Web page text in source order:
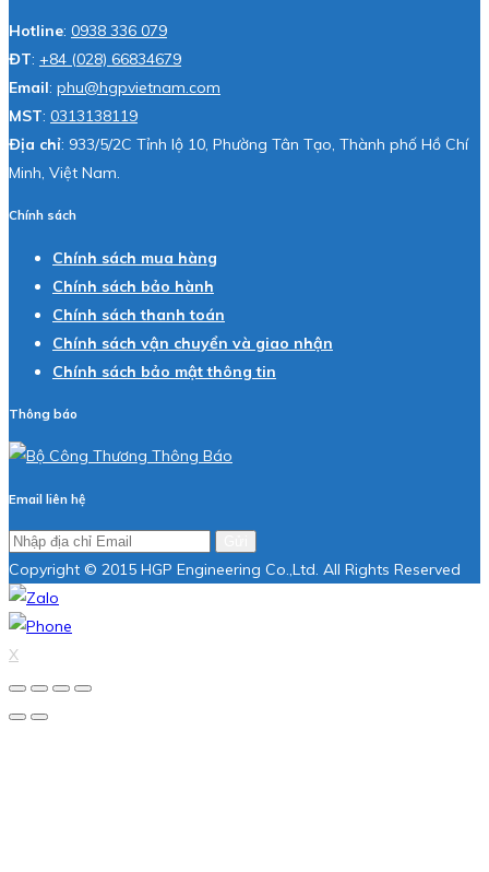
Hotline: 0938 336 079
ĐT: +84 (028) 66834679
Email: phu@hgpvietnam.com
MST: 0313138119
Địa chỉ: 933/5/2C Tỉnh lộ 10, Phường Tân Tạo, Thành phố Hồ Chí
Minh, Việt Nam.
Chính sách
Chính sách mua hàng
Chính sách bảo hành
Chính sách thanh toán
Chính sách vận chuyển và giao nhận
Chính sách bảo mật thông tin
Thông báo
Email liên hệ
Copyright © 2015 HGP Engineering Co.,Ltd. All Rights Reserved
X